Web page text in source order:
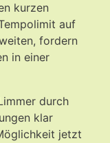
kurzen
auf
fordern
in einer
durch
klar
jetzt